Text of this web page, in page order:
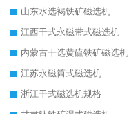
山东水选褐铁矿磁选机
江西干式永磁带式磁选机
内蒙古干选黄硫铁矿磁选机
江苏永磁筒式磁选机
浙江干式磁选机规格